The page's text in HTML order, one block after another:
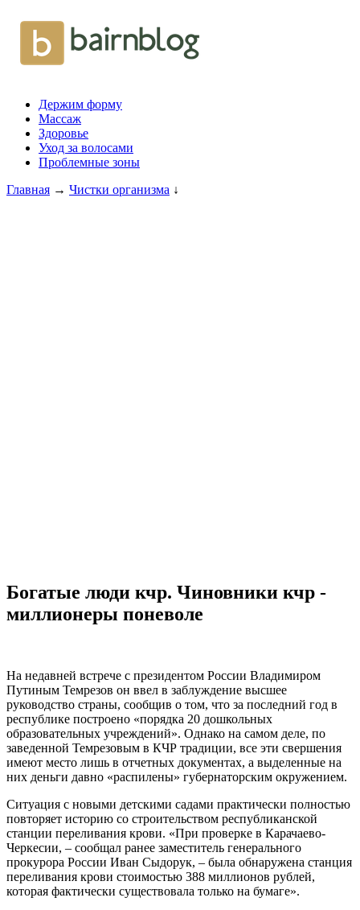
Держим форму
Массаж
Здоровье
Уход за волосами
Проблемные зоны
Главная → Чистки организма ↓
Богатые люди кчр. Чиновники кчр -
миллионеры поневоле
На недавней встрече с президентом России Владимиром
Путиным Темрезов он ввел в заблуждение высшее
руководство страны, сообщив о том, что за последний год в
республике построено «порядка 20 дошкольных
образовательных учреждений». Однако на самом деле, по
заведенной Темрезовым в КЧР традиции, все эти свершения
имеют место лишь в отчетных документах, а выделенные на
них деньги давно «распилены» губернаторским окружением.
Ситуация с новыми детскими садами практически полностью
повторяет историю со строительством республиканской
станции переливания крови. «При проверке в Карачаево-
Черкесии, – сообщал ранее заместитель генерального
прокурора России Иван Сыдорук, – была обнаружена станция
переливания крови стоимостью 388 миллионов рублей,
которая фактически существовала только на бумаге».